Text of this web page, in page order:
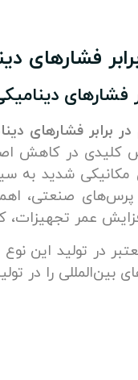
فشارهای
فشارهای
برابر فشارهای
کلیدی در کاهش
شدید به
صنعتی،
عمر تجهیزات،
در تولید این نوع
بین‌المللی را